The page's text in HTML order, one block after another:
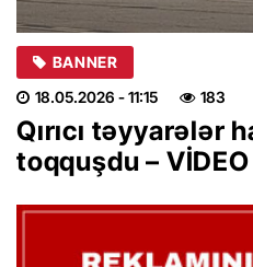
BANNER
18.05.2026 - 11:15 183
Qırıcı təyyarələr
toqquşdu – VİDEO